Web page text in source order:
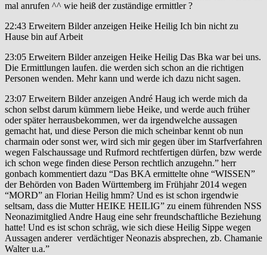
mal anrufen ^^ wie heiß der zuständige ermittler ?
22:43 Erweitern Bilder anzeigen Heike Heilig Ich bin nicht zu
Hause bin auf Arbeit
23:05 Erweitern Bilder anzeigen Heike Heilig Das Bka war bei uns.
Die Ermittlungen laufen. die werden sich schon an die richtigen
Personen wenden. Mehr kann und werde ich dazu nicht sagen.
23:07 Erweitern Bilder anzeigen André Haug ich werde mich da
schon selbst darum kümmern liebe Heike, und werde auch früher
oder später herrausbekommen, wer da irgendwelche aussagen
gemacht hat, und diese Person die mich scheinbar kennt ob nun
charmain oder sonst wer, wird sich mir gegen über im Starfverfahren
wegen Falschaussage und Rufmord rechtfertigen dürfen, bzw werde
ich schon wege finden diese Person rechtlich anzugehn.” herr
gonbach kommentiert dazu “Das BKA ermittelte ohne “WISSEN”
der Behörden von Baden Württemberg im Frühjahr 2014 wegen
“MORD” an Florian Heilig hmm? Und es ist schon irgendwie
seltsam, dass die Mutter HEIKE HEILIG” zu einem führenden NSS
Neonazimitglied Andre Haug eine sehr freundschaftliche Beziehung
hatte! Und es ist schon schräg, wie sich diese Heilig Sippe wegen
Aussagen anderer verdächtiger Neonazis absprechen, zb. Chamanie
Walter u.a.”